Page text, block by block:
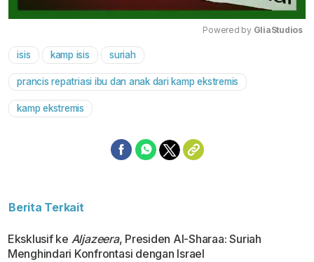
Powered by GliaStudios
isis kamp isis suriah
prancis repatriasi ibu dan anak dari kamp ekstremis
kamp ekstremis
Berita Terkait
Eksklusif ke Aljazeera, Presiden Al-Sharaa: Suriah
Menghindari Konfrontasi dengan Israel